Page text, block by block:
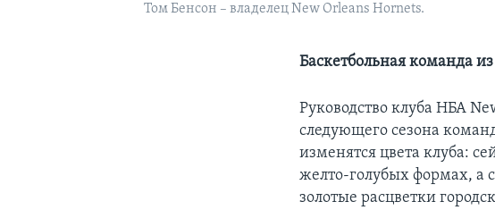
Том Бенсон – владелец New Orleans Hornets.
Баскетбольная команда
Руководство клуба НБА
следующего сезона
изменятся цвета клуба:
желто-голубых формах, а
золотые расцветки